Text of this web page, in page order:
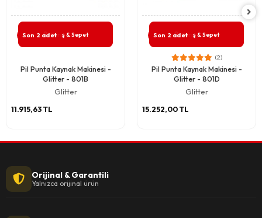
Son 2 adetGiriş & Sepet
Pil Punta Kaynak Makinesi -
Glitter - 801B
Glitter
11.915,63 TL
Son 2 adetGiriş & Sepet
(2)
Pil Punta Kaynak Makinesi -
Glitter - 801D
Glitter
15.252,00 TL
Orijinal & Garantili
Yalnızca orijinal ürün